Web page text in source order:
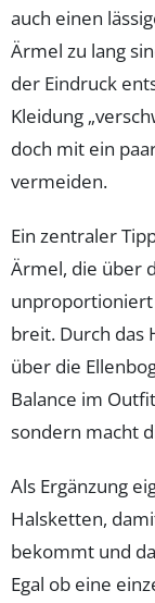
auch einen
Ärmel zu lang
der Eindruck
Kleidung
doch mit ein
vermeiden.
Ein zentraler
Ärmel, die über
unproportioniert
breit. Durch das
über die
Balance im
sondern macht
Als Ergänzung
Halsketten,
bekommt und
Egal ob eine